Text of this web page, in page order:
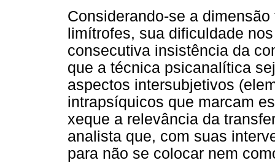
Considerando-se a
limítrofes, sua dificuldade
consecutiva insistência da
que a técnica psicanalítica
aspectos intersubjetivos
intrapsíquicos que marcam
xeque a relevância da
analista que, com suas
para não se colocar nem